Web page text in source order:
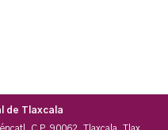
de Tlaxcala